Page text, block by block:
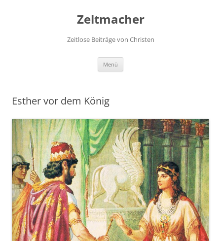
Zeltmacher
Zeitlose Beiträge von Christen
Menü
Esther vor dem König